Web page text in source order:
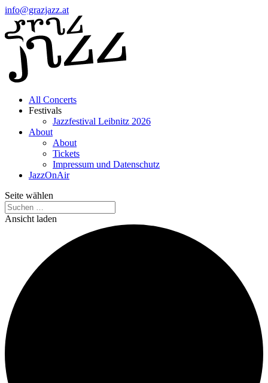
info@grazjazz.at
All Concerts
Festivals
Jazzfestival Leibnitz 2026
About
About
Tickets
Impressum und Datenschutz
JazzOnAir
Seite wählen
Ansicht laden